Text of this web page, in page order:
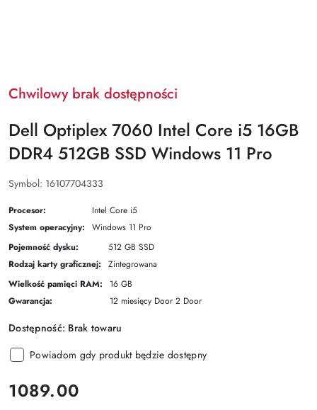
Chwilowy brak dostępności
Dell Optiplex 7060 Intel Core i5 16GB
DDR4 512GB SSD Windows 11 Pro
Symbol: 16107704333
Procesor:
Intel Core i5
System operacyjny:
Windows 11 Pro
Pojemność dysku:
512 GB SSD
Rodzaj karty graficznej:
Zintegrowana
Wielkość pamięci RAM:
16 GB
Gwarancja:
12 miesięcy Door 2 Door
Dostępność: Brak towaru
Powiadom gdy produkt będzie dostępny
cena:
1089.00